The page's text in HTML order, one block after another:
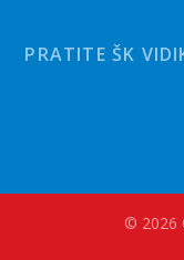
PRATITE ŠK
© 2026